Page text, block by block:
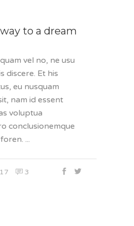
to a dream
vel no, ne usu
discere. Et his
eu nusquam
nam id essent
voluptua
conclusionemque
3